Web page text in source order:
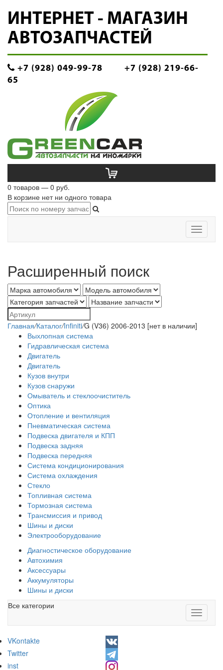
ИНТЕРНЕТ - МАГАЗИН
АВТОЗАПЧАСТЕЙ
+7 (928) 049-99-78
+7 (928) 219-66-
65
0 товаров — 0 руб.
В корзине нет ни одного товара
Toggle
Расширенный поиск
Главная/Каталог/Infiniti/G (V36) 2006-2013 [нет в наличии]
Выхлопная система
Гидравлическая система
Двигатель
Двигатель
Кузов внутри
Кузов снаружи
Омыватель и стеклоочиститель
Оптика
Отопление и вентиляция
Пневматическая система
Подвеска двигателя и КПП
Подвеска задняя
Подвеска передняя
Система кондиционирования
Система охлаждения
Стекло
Топливная система
Тормозная система
Трансмиссия и привод
Шины и диски
Электрооборудование
Диагностическое оборудование
Автохимия
Аксессуары
Аккумуляторы
Шины и диски
Toggle
Все категории
VKontakte
Twitter
inst